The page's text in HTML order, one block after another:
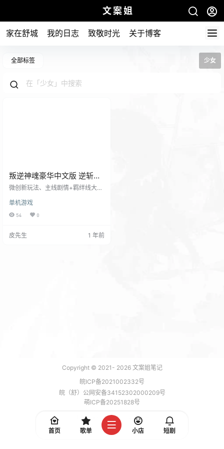
文案姐
家在舒城 我的日志 致敬时光 关于博客
全部标签 少女
叛逆神魂豪华中文版 逆斩千
妖-神女降世+叛逆少女全
微创新玩法、主线剧情+羁绊线大量
画密度极高的 超·视觉系演出，100
+高精度CG+400格以上漫画+大量
响剧情！不影响数值！仅为投喂支
单机游戏
54 0
皮先生 1 年前
Copyright © 2021- 2026文案姐笔记
皖ICP备2021002332号
皖（舒）公网安备34152302000209号
萌ICP备20251828号
加载 5 能，功耗 0.1740 焦耳
首页
歌单 小店 短剧